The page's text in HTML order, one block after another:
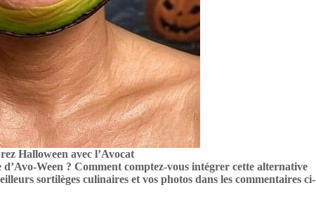
Halloween avec l’Avocat
Ween ? Comment comptez-vous intégrer cette alternative
sortilèges culinaires et vos photos dans les commentaires ci-